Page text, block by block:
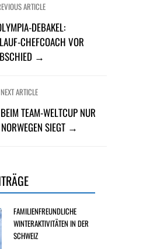
ARTICLE
DEBAKEL:
CHEFCOACH VOR
→
NEXT ARTICLE
TEAM-WELTCUP NUR
SIEGT →
FAMILIENFREUNDLICHE
WINTERAKTIVITÄTEN IN DER
SCHWEIZ